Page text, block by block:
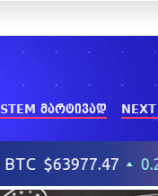
STEM მარტივად